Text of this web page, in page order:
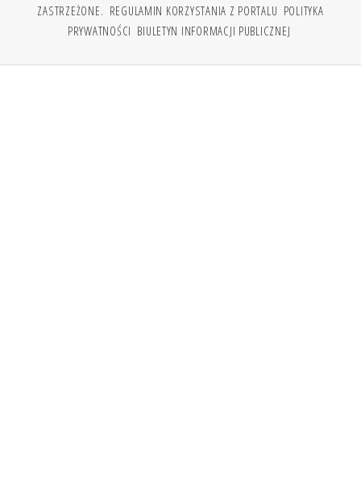
ZASTRZEŻONE. REGULAMIN KORZYSTANIA Z PORTALU POLITYKA
PRYWATNOŚCI BIULETYN INFORMACJI PUBLICZNEJ